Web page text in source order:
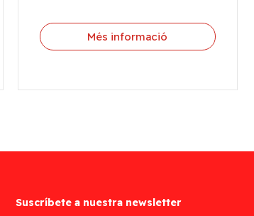
Més informació
Suscríbete a nuestra newsletter